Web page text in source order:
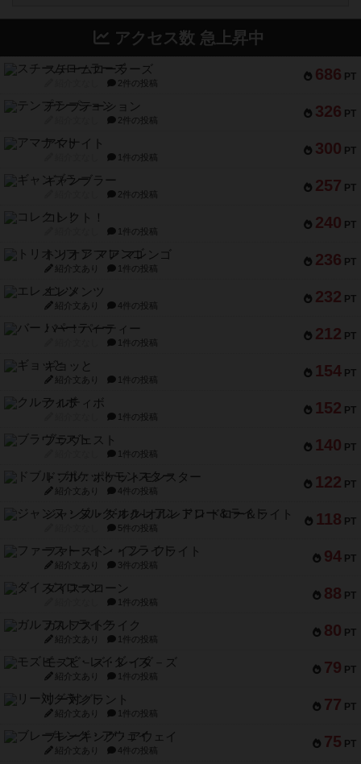
アクセス数 急上昇中
686 PT
スチームローラーズ
2件の投稿
326 PT
テンプテーション
2件の投稿
300 PT
アマナイト
1件の投稿
257 PT
ギャンブラー
2件の投稿
240 PT
コレクト！
1件の投稿
236 PT
トリオンフ ア マレンゴ
紹介文あり 1件の投稿
232 PT
エレメンツ
紹介文あり 4件の投稿
212 PT
バー！パーティー
1件の投稿
154 PT
ギョッと
紹介文あり 1件の投稿
152 PT
クルティボ
1件の投稿
140 PT
ブラヴェスト
1件の投稿
122 PT
ドブル：ポケットモンスター
紹介文あり 4件の投稿
118 PT
ジャンヌ・ダルク-オルレアン ドロー＆ライト
5件の投稿
94 PT
ファースト・イン・フライト
紹介文あり 3件の投稿
88 PT
ダイススローン
1件の投稿
80 PT
ガルフストライク
紹介文あり 1件の投稿
79 PT
モズビ－ズ・レイダ－ズ
紹介文あり 1件の投稿
77 PT
リー対グラント
紹介文あり 1件の投稿
75 PT
ブレーキング・アウェイ
紹介文あり 4件の投稿